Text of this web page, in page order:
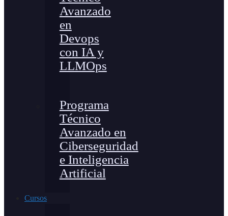
Avanzado
en
Devops
con IA y
LLMOps
Programa
Técnico
Avanzado en
Ciberseguridad
e Inteligencia
Artificial
Cursos